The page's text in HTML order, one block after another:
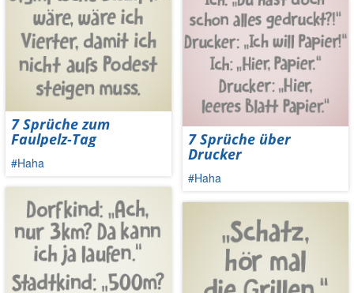
7 Sprüche zum
Faulpelz-Tag
#Haha
7 Sprüche über
Drucker
#Haha